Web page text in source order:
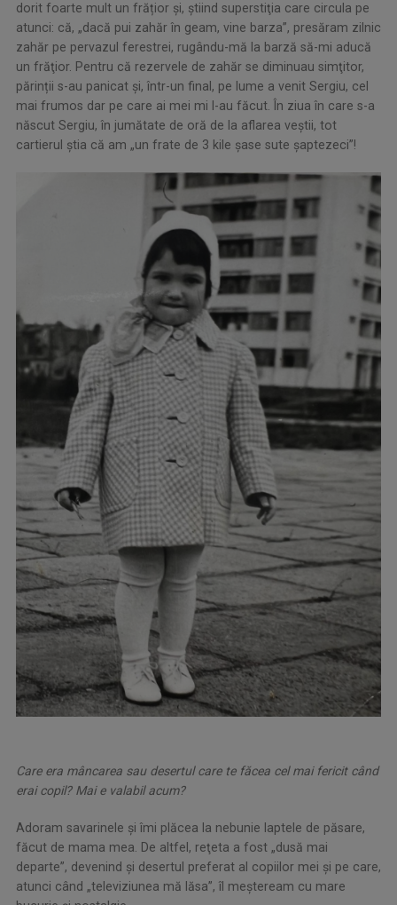
dorit foarte mult un frățior și, știind superstiţia care circula pe
atunci: că, „dacă pui zahăr în geam, vine barza”, presăram zilnic
zahăr pe pervazul ferestrei, rugându-mă la barză să-mi aducă
un frăţior. Pentru că rezervele de zahăr se diminuau simţitor,
părinții s-au panicat și, într-un final, pe lume a venit Sergiu, cel
mai frumos dar pe care ai mei mi l-au făcut. În ziua în care s-a
născut Sergiu, în jumătate de oră de la aflarea veştii, tot
cartierul știa că am „un frate de 3 kile șase sute șaptezeci”!
Care era mâncarea sau desertul care te făcea cel mai fericit când
erai copil? Mai e valabil acum?
Adoram savarinele și îmi plăcea la nebunie laptele de păsare,
făcut de mama mea. De altfel, reţeta a fost „dusă mai
departe”, devenind și desertul preferat al copiilor mei şi pe care,
atunci când „televiziunea mă lăsa”, îl meşteream cu mare